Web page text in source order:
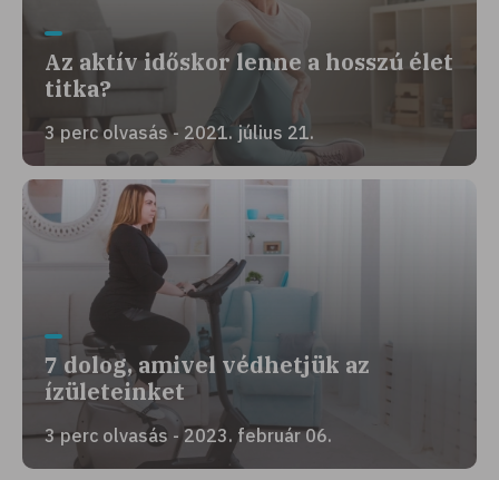
Az aktív időskor lenne a hosszú élet
titka?
3 perc olvasás - 2021. július 21.
7 dolog, amivel védhetjük az
ízületeinket
3 perc olvasás - 2023. február 06.